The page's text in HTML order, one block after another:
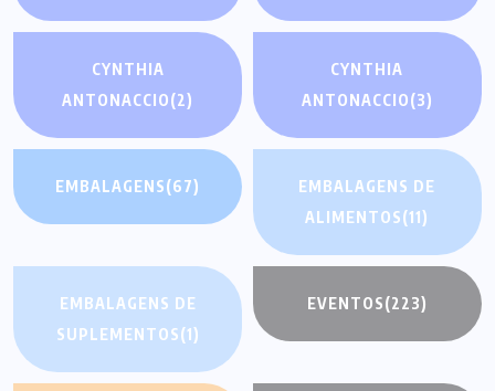
CYNTHIA
ANTONACCIO(2)
CYNTHIA
ANTONACCIO(3)
EMBALAGENS(67)
EMBALAGENS DE
ALIMENTOS(11)
EMBALAGENS DE
SUPLEMENTOS(1)
EVENTOS(223)